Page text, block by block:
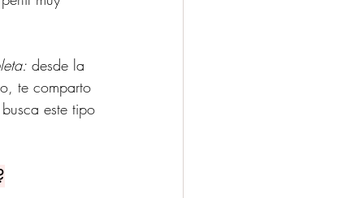
desde la
te comparto
este tipo